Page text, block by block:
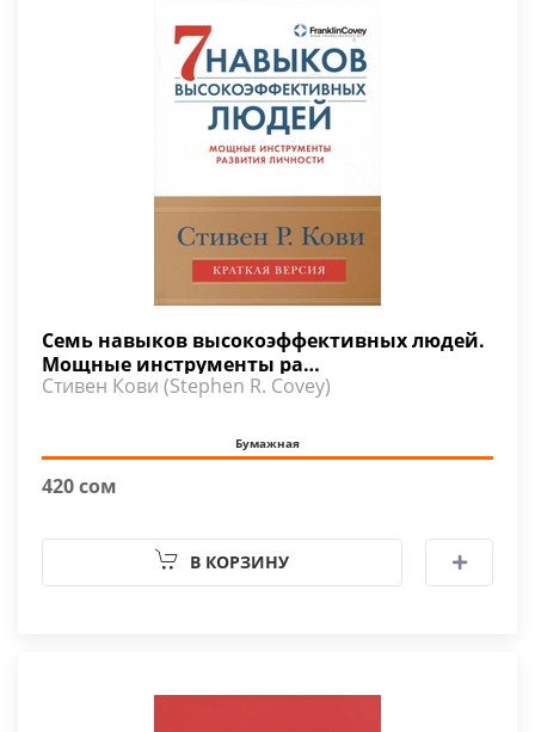
Семь навыков высокоэффективных людей.
Мощные инструменты ра…
Стивен Кови (Stephen R. Covey)
Бумажная
420 сом
В КОРЗИНУ